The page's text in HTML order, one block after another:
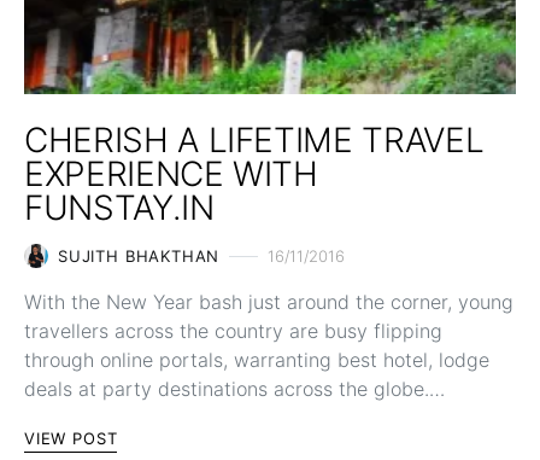
CHERISH A LIFETIME TRAVEL
EXPERIENCE WITH
FUNSTAY.IN
SUJITH BHAKTHAN 16/11/2016
With the New Year bash just around the corner, young
travellers across the country are busy flipping
through online portals, warranting best hotel, lodge
deals at party destinations across the globe.…
VIEW POST